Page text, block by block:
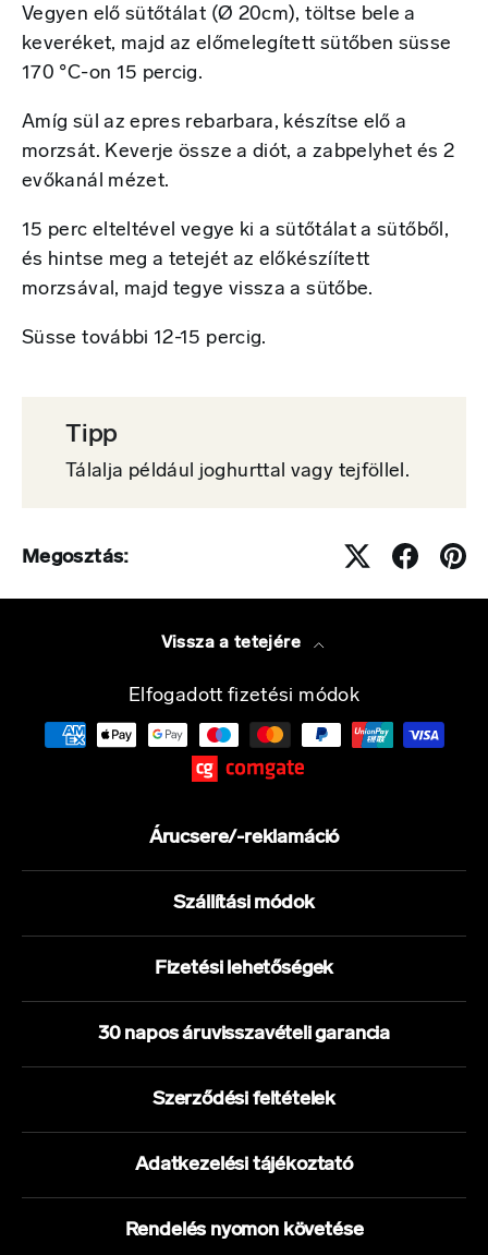
Vegyen elő sütőtálat (Ø 20cm), töltse bele a
keveréket, majd az előmelegített sütőben süsse
170 °C-on 15 percig.
Amíg sül az epres rebarbara, készítse elő a
morzsát. Keverje össze a diót, a zabpelyhet és 2
evőkanál mézet.
15 perc elteltével vegye ki a sütőtálat a sütőből,
és hintse meg a tetejét az előkészíített
morzsával, majd tegye vissza a sütőbe.
Süsse további 12-15 percig.
Tipp
Tálalja például joghurttal vagy tejföllel.
Megosztás:
Vissza a tetejére
Elfogadott fizetési módok
Árucsere/-reklamáció
Szállítási módok
Fizetési lehetőségek
30 napos áruvisszavételi garancia
Szerződési feltételek
Adatkezelési tájékoztató
Rendelés nyomon követése